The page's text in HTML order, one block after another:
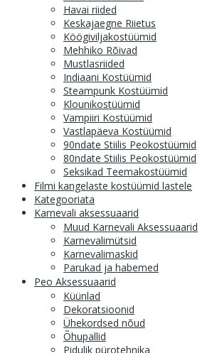
Havai riided
Keskajaegne Riietus
Köögiviljakostüümid
Mehhiko Rõivad
Mustlasriided
Indiaani Kostüümid
Steampunk Kostüümid
Klounikostüümid
Vampiiri Kostüümid
Vastlapäeva Kostüümid
90ndate Stiilis Peokostüümid
80ndate Stiilis Peokostüümid
Seksikad Teemakostüümid
Filmi kangelaste kostüümid lastele
Kategooriata
Karnevali aksessuaarid
Muud Karnevali Aksessuaarid
Karnevalimütsid
Karnevalimaskid
Parukad ja habemed
Peo Aksessuaarid
Küünlad
Dekoratsioonid
Ühekordsed nõud
Õhupallid
Pidulik pürotehnika